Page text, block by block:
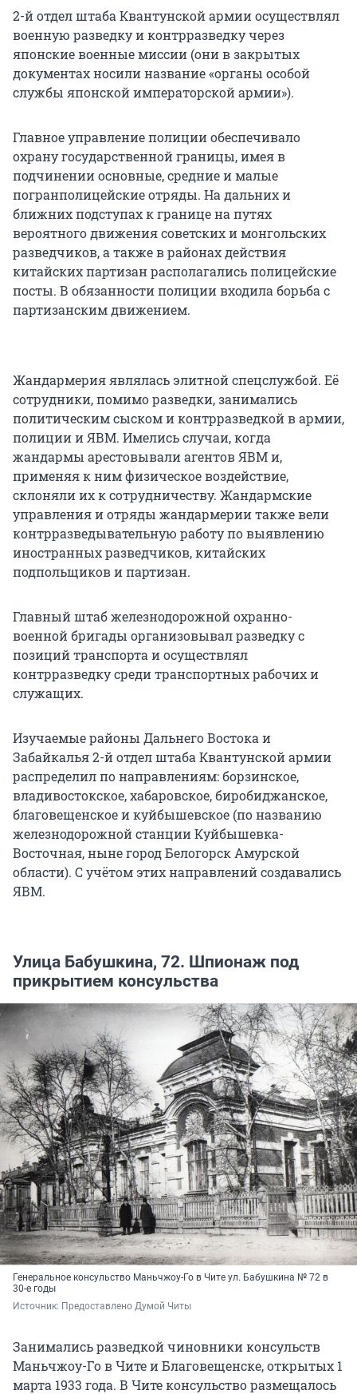
2-й отдел штаба Квантунской армии осуществлял
военную разведку и контрразведку через
японские военные миссии (они в закрытых
документах носили название «органы особой
службы японской императорской армии»).
Главное управление полиции обеспечивало
охрану государственной границы, имея в
подчинении основные, средние и малые
погранполицейские отряды. На дальних и
ближних подступах к границе на путях
вероятного движения советских и монгольских
разведчиков, а также в районах действия
китайских партизан располагались полицейские
посты. В обязанности полиции входила борьба с
партизанским движением.
Жандармерия являлась элитной спецслужбой. Её
сотрудники, помимо разведки, занимались
политическим сыском и контрразведкой в армии,
полиции и ЯВМ. Имелись случаи, когда
жандармы арестовывали агентов ЯВМ и,
применяя к ним физическое воздействие,
склоняли их к сотрудничеству. Жандармские
управления и отряды жандармерии также вели
контрразведывательную работу по выявлению
иностранных разведчиков, китайских
подпольщиков и партизан.
Главный штаб железнодорожной охранно-
военной бригады организовывал разведку с
позиций транспорта и осуществлял
контрразведку среди транспортных рабочих и
служащих.
Изучаемые районы Дальнего Востока и
Забайкалья 2-й отдел штаба Квантунской армии
распределил по направлениям: борзинское,
владивостокское, хабаровское, биробиджанское,
благовещенское и куйбышевское (по названию
железнодорожной станции Куйбышевка-
Восточная, ныне город Белогорск Амурской
области). С учётом этих направлений создавались
ЯВМ.
Улица Бабушкина, 72. Шпионаж под
прикрытием консульства
Генеральное консульство Маньчжоу-Го в Чите ул. Бабушкина № 72 в
30-е годы
Источник: Предоставлено Думой Читы
Занимались разведкой чиновники консульств
Маньчжоу-Го в Чите и Благовещенске, открытых 1
марта 1933 года. В Чите консульство размещалось